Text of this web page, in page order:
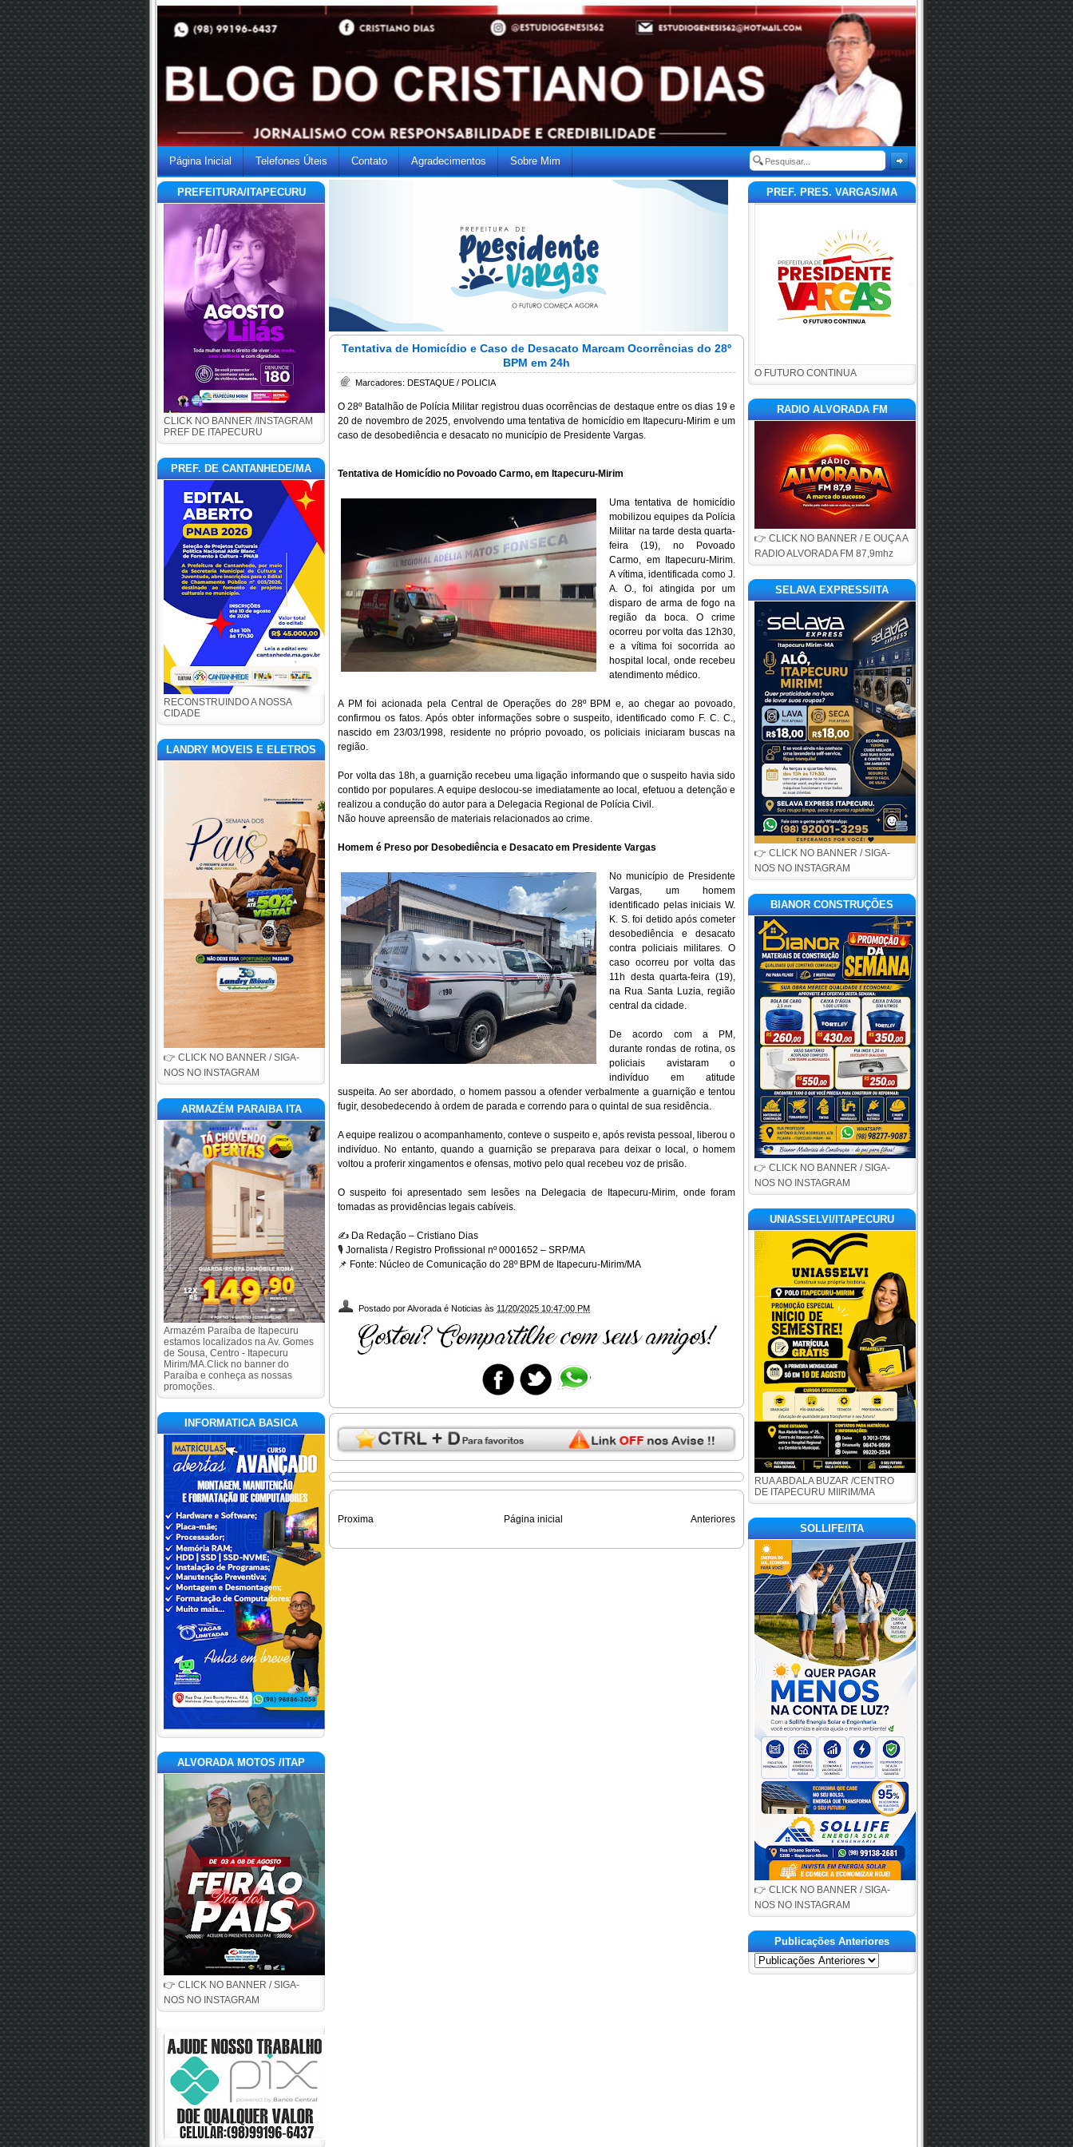
Página Inicial Telefones Úteis Contato Agradecimentos Sobre Mim
PREFEITURA/ITAPECURU
CLICK NO BANNER /INSTAGRAM
PREF DE ITAPECURU
PREF. DE CANTANHEDE/MA
RECONSTRUINDO A NOSSA
CIDADE
LANDRY MOVEIS E ELETROS
👉 CLICK NO BANNER / SIGA-
NOS NO INSTAGRAM
ARMAZÉM PARAIBA ITA
Armazém Paraíba de Itapecuru
estamos localizados na Av. Gomes
de Sousa, Centro - Itapecuru
Mirim/MA.Click no banner do
Paraíba e conheça as nossas
promoções.
INFORMATICA BASICA
ALVORADA MOTOS /ITAP
👉 CLICK NO BANNER / SIGA-
NOS NO INSTAGRAM
Tentativa de Homicídio e Caso de Desacato Marcam Ocorrências do 28º
BPM em 24h
Marcadores: DESTAQUE / POLICIA
O 28º Batalhão de Polícia Militar registrou duas ocorrências de destaque entre os dias 19 e
20 de novembro de 2025, envolvendo uma tentativa de homicídio em Itapecuru-Mirim e um
caso de desobediência e desacato no município de Presidente Vargas.
Tentativa de Homicídio no Povoado Carmo, em Itapecuru-Mirim
Uma tentativa de homicídio
mobilizou equipes da Polícia
Militar na tarde desta quarta-
feira (19), no Povoado
Carmo, em Itapecuru-Mirim.
A vítima, identificada como J.
A. O., foi atingida por um
disparo de arma de fogo na
região da boca. O crime
ocorreu por volta das 12h30,
e a vítima foi socorrida ao
hospital local, onde recebeu
atendimento médico.
A PM foi acionada pela Central de Operações do 28º BPM e, ao chegar ao povoado,
confirmou os fatos. Após obter informações sobre o suspeito, identificado como F. C. C.,
nascido em 23/03/1998, residente no próprio povoado, os policiais iniciaram buscas na
região.
Por volta das 18h, a guarnição recebeu uma ligação informando que o suspeito havia sido
contido por populares. A equipe deslocou-se imediatamente ao local, efetuou a detenção e
realizou a condução do autor para a Delegacia Regional de Polícia Civil.
Não houve apreensão de materiais relacionados ao crime.
Homem é Preso por Desobediência e Desacato em Presidente Vargas
No município de Presidente
Vargas, um homem
identificado pelas iniciais W.
K. S. foi detido após cometer
desobediência e desacato
contra policiais militares. O
caso ocorreu por volta das
11h desta quarta-feira (19),
na Rua Santa Luzia, região
central da cidade.
De acordo com a PM,
durante rondas de rotina, os
policiais avistaram o
indivíduo em atitude
suspeita. Ao ser abordado, o homem passou a ofender verbalmente a guarnição e tentou
fugir, desobedecendo à ordem de parada e correndo para o quintal de sua residência.
A equipe realizou o acompanhamento, conteve o suspeito e, após revista pessoal, liberou o
indivíduo. No entanto, quando a guarnição se preparava para deixar o local, o homem
voltou a proferir xingamentos e ofensas, motivo pelo qual recebeu voz de prisão.
O suspeito foi apresentado sem lesões na Delegacia de Itapecuru-Mirim, onde foram
tomadas as providências legais cabíveis.
✍️ Da Redação – Cristiano Dias
🎙️ Jornalista / Registro Profissional nº 0001652 – SRP/MA
📌 Fonte: Núcleo de Comunicação do 28º BPM de Itapecuru-Mirim/MA
Postado porAlvorada é Noticias às 11/20/2025 10:47:00 PM
Proxima Anteriores
Página inicial
PREF. PRES. VARGAS/MA
O FUTURO CONTINUA
RADIO ALVORADA FM
👉 CLICK NO BANNER / E OUÇA A
RADIO ALVORADA FM 87,9mhz
SELAVA EXPRESS/ITA
👉 CLICK NO BANNER / SIGA-
NOS NO INSTAGRAM
BIANOR CONSTRUÇÕES
👉 CLICK NO BANNER / SIGA-
NOS NO INSTAGRAM
UNIASSELVI/ITAPECURU
RUA ABDALA BUZAR /CENTRO
DE ITAPECURU MIIRIM/MA
SOLLIFE/ITA
👉 CLICK NO BANNER / SIGA-
NOS NO INSTAGRAM
Publicações Anteriores